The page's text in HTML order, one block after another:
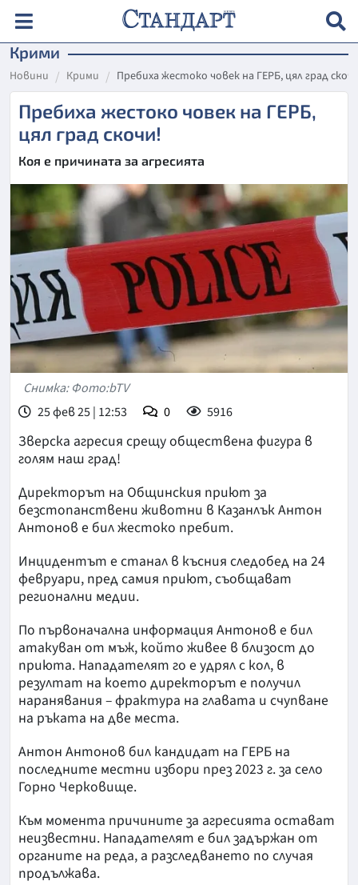
Крими
Новини Крими Пребиха жестоко човек на ГЕРБ, цял град
Пребиха жестоко човек на ГЕРБ,
цял град скочи!
Коя е причината за агресията
Снимка: Фото:bTV
25 фев 25 | 12:53
0 5916
Зверска агресия срещу обществена фигура в
голям наш град!
Директорът на Общинския приют за
безстопанствени животни в Казанлък Антон
Антонов е бил жестоко пребит.
Инцидентът е станал в късния следобед на 24
февруари, пред самия приют, съобщават
регионални медии.
По първоначална информация Антонов е бил
атакуван от мъж, който живее в близост до
приюта. Нападателят го е удрял с кол, в
резултат на което директорът е получил
наранявания – фрактура на главата и счупване
на ръката на две места.
Антон Антонов бил кандидат на ГЕРБ на
последните местни избори през 2023 г. за село
Горно Черковище.
Към момента причините за агресията остават
неизвестни. Нападателят е бил задържан от
органите на реда, а разследването по случая
продължава.